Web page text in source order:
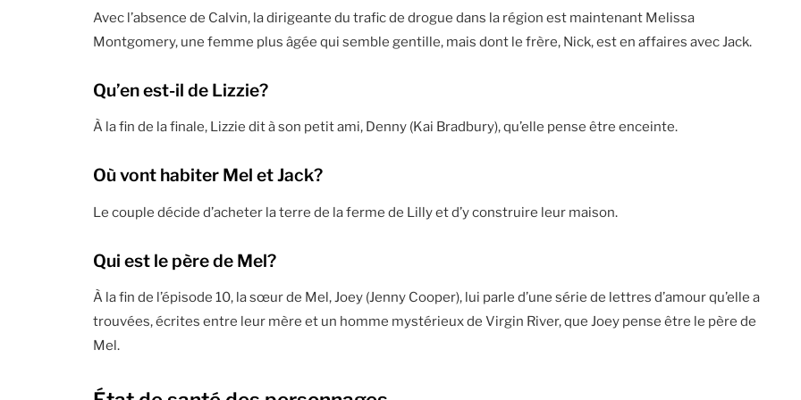
Avec l’absence de Calvin, la dirigeante du trafic de drogue dans la région est maintenant Melissa
Montgomery, une femme plus âgée qui semble gentille, mais dont le frère, Nick, est en affaires avec Jack.
Qu’en est-il de Lizzie?
À la fin de la finale, Lizzie dit à son petit ami, Denny (Kai Bradbury), qu’elle pense être enceinte.
Où vont habiter Mel et Jack?
Le couple décide d’acheter la terre de la ferme de Lilly et d’y construire leur maison.
Qui est le père de Mel?
À la fin de l’épisode 10, la sœur de Mel, Joey (Jenny Cooper), lui parle d’une série de lettres d’amour qu’elle a
trouvées, écrites entre leur mère et un homme mystérieux de Virgin River, que Joey pense être le père de
Mel.